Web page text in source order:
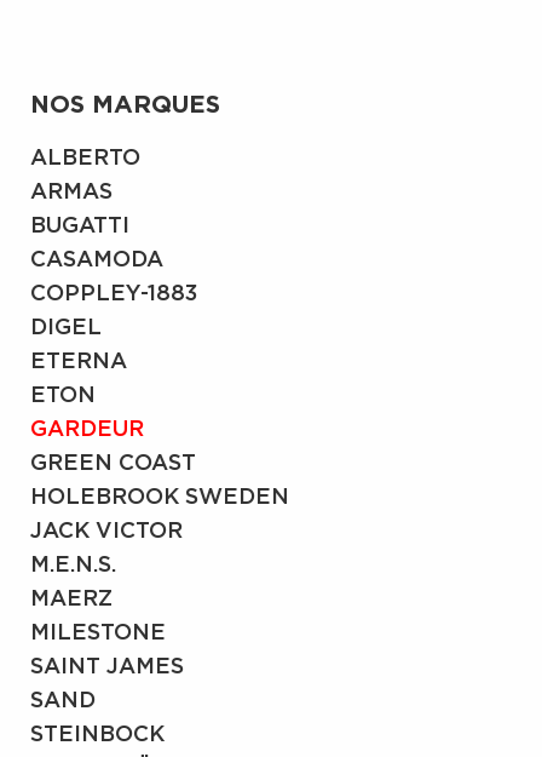
NOS MARQUES
ALBERTO
ARMAS
BUGATTI
CASAMODA
COPPLEY-1883
DIGEL
ETERNA
ETON
GARDEUR
GREEN COAST
HOLEBROOK SWEDEN
JACK VICTOR
M.E.N.S.
MAERZ
MILESTONE
SAINT JAMES
SAND
STEINBOCK